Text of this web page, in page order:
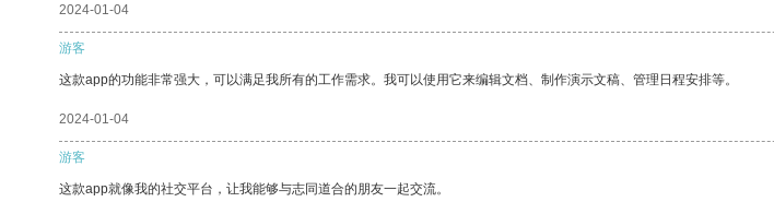
2024-01-04
游客
这款app的功能非常强大，可以满足我所有的工作需求。我可以使用它来编辑文档、制作演示文稿、管理日程安排等。
2024-01-04
游客
这款app就像我的社交平台，让我能够与志同道合的朋友一起交流。